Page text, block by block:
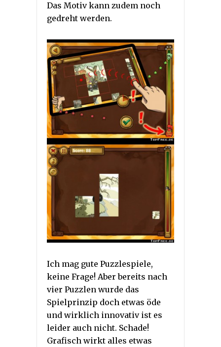
Das Motiv kann zudem noch
gedreht werden.
Ich mag gute Puzzlespiele,
keine Frage! Aber bereits nach
vier Puzzlen wurde das
Spielprinzip doch etwas öde
und wirklich innovativ ist es
leider auch nicht. Schade!
Grafisch wirkt alles etwas